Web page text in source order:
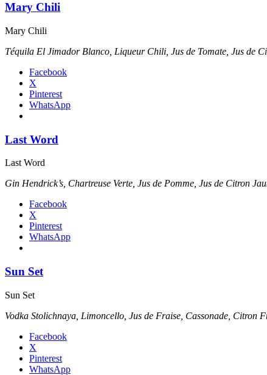
Mary Chili
Mary Chili
Téquila El Jimador Blanco, Liqueur Chili, Jus de Tomate, Jus de
Facebook
X
Pinterest
WhatsApp
Last Word
Last Word
Gin Hendrick’s, Chartreuse Verte, Jus de Pomme, Jus de Citron
Facebook
X
Pinterest
WhatsApp
Sun Set
Sun Set
Vodka Stolichnaya, Limoncello, Jus de Fraise, Cassonade, Citron
Facebook
X
Pinterest
WhatsApp